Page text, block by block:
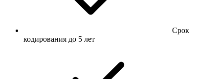
Срок
кодирования до 5 лет